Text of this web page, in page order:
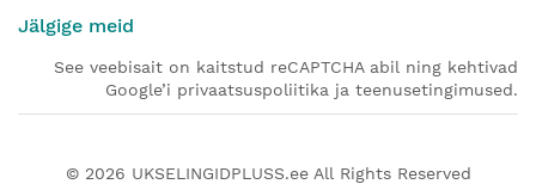
Jälgige meid
See veebisait on kaitstud reCAPTCHA abil ning kehtivad
Google’i privaatsuspoliitika ja teenusetingimused.
© 2026 UKSELINGIDPLUSS.eeAll Rights Reserved